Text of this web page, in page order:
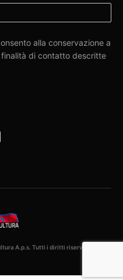
alla conservazione a
di contatto descritte
A.p.s. Tutti i diritti riservati.